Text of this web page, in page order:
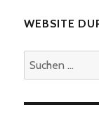
WEBSITE
Suchen
nach: